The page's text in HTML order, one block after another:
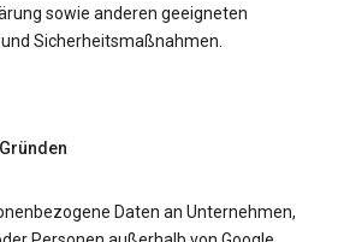
sowie anderen geeigneten
Sicherheitsmaßnahmen.
Daten an Unternehmen,